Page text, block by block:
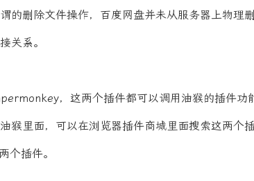
的删除文件操作，百度网盘并未从服务器上物理
关系。
，这两个插件都可以调用油猴的插件功
猴里面，可以在浏览器插件商城里面搜索这两个
个插件。